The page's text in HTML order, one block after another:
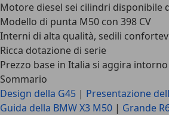
Motore diesel sei cilindri disponibile
Modello di punta M50 con 398 CV
Interni di alta qualità, sedili
Ricca dotazione di serie
Prezzo base in Italia si aggira
Sommario
Design della G45 | Presentazione
Guida della BMW X3 M50 | Grande